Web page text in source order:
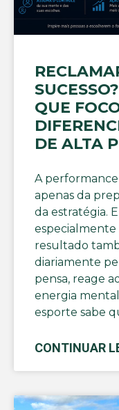
QUE
DE ALTA
A
apenas da
da estratégia.
especialmente
resultado
diariamente
pensa, reage
energia
esporte sabe
CONTINUAR